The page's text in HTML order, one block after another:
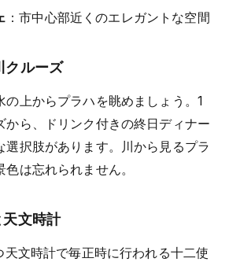
：市中心部近くのエレガントな空間
クルーズ
の上からプラハを眺めましょう。1
から、ドリンク付きの終日ディナー
選択肢があります。川から見るプラ
は忘れられません。
文時計
文時計で毎正時に行われる十二使